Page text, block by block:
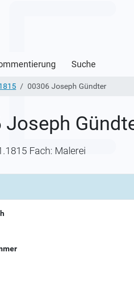
Suche
00306 Joseph Gündter
Joseph
Fach: Malerei